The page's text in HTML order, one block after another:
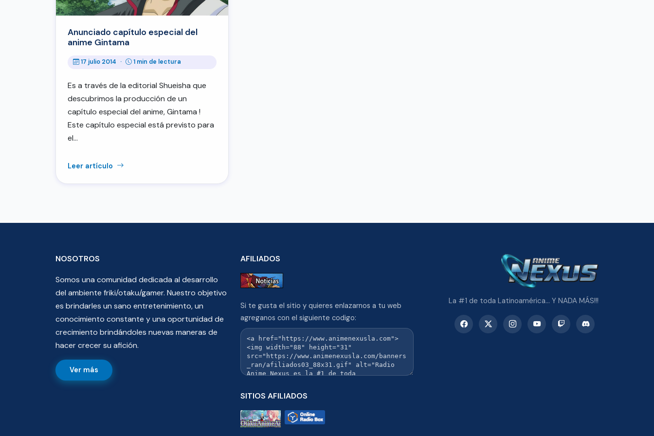
Anunciado capítulo especial del
anime Gintama
17 julio 2014 · 1 min de lectura
Es a través de la editorial Shueisha que
descubrimos la producción de un
capítulo especial del anime, Gintama !
Este capítulo especial está previsto para
el…
Leer artículo
NOSOTROS
Somos una comunidad dedicada al desarrollo
del ambiente friki/otaku/gamer. Nuestro objetivo
es brindarles un sano entretenimiento, un
conocimiento constante y una oportunidad de
crecimiento brindándoles nuevas maneras de
hacer crecer su afición.
Ver más
AFILIADOS
Si te gusta el sitio y quieres enlazarnos a tu web
agreganos con el siguiente codigo:
SITIOS AFILIADOS
La #1 de toda Latinoamérica... Y NADA MÁS!!!